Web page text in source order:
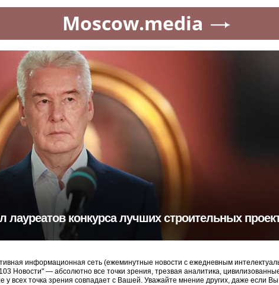
Moscow.media
лауреатов конкурса лучших строительных
информационная сеть (ежеминутные новости с ежедневным
Новости" — абсолютно все точки зрения, трезвая аналитика,
у всех точка зрения совпадает с Вашей. Уважайте мнение других, даже если